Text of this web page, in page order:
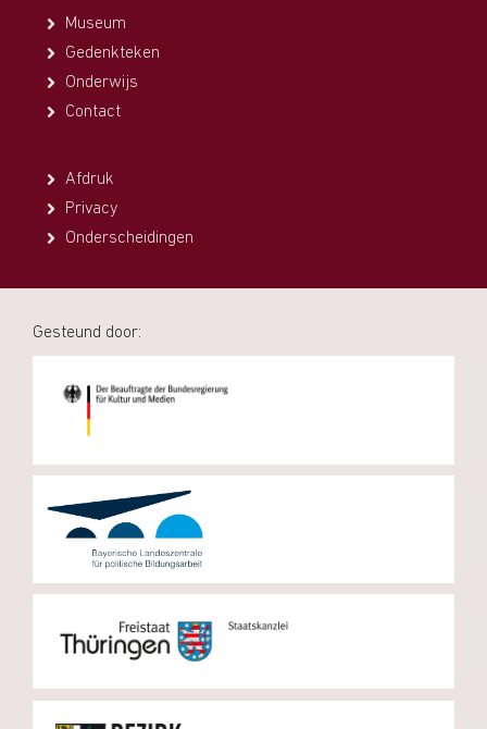
Museum
Gedenkteken
Onderwijs
Contact
Afdruk
Privacy
Onderscheidingen
Gesteund door: